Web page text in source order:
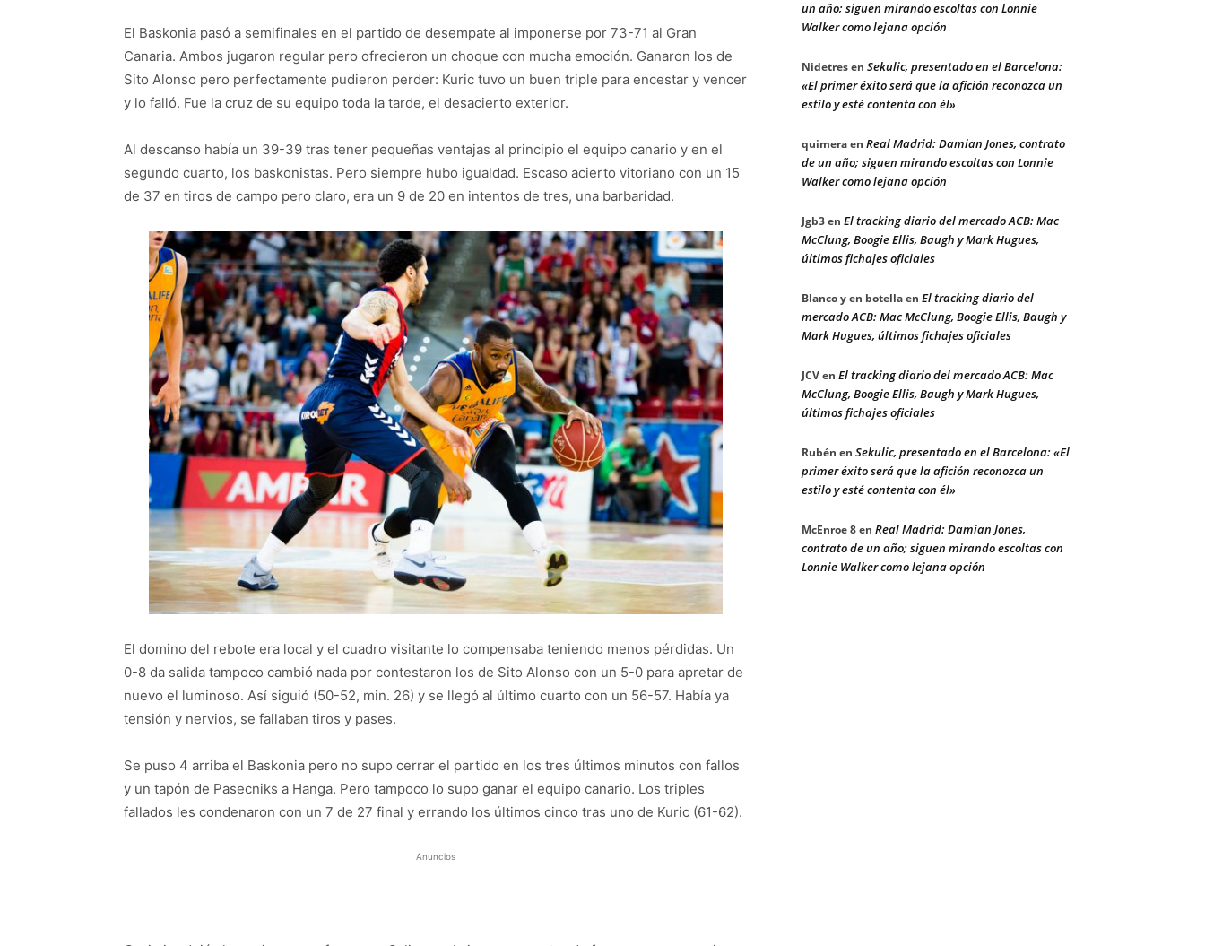
El Baskonia pasó a semifinales en el partido de desempate al imponerse por 73-71 al Gran
Canaria. Ambos jugaron regular pero ofrecieron un choque con mucha emoción. Ganaron los de
Sito Alonso pero perfectamente pudieron perder: Kuric tuvo un buen triple para encestar y vencer
y lo falló. Fue la cruz de su equipo toda la tarde, el desacierto exterior.
Al descanso había un 39-39 tras tener pequeñas ventajas al principio el equipo canario y en el
segundo cuarto, los baskonistas. Pero siempre hubo igualdad. Escaso acierto vitoriano con un 15
de 37 en tiros de campo pero claro, era un 9 de 20 en intentos de tres, una barbaridad.
El domino del rebote era local y el cuadro visitante lo compensaba teniendo menos pérdidas. Un
0-8 da salida tampoco cambió nada por contestaron los de Sito Alonso con un 5-0 para apretar de
nuevo el luminoso. Así siguió (50-52, min. 26) y se llegó al último cuarto con un 56-57. Había ya
tensión y nervios, se fallaban tiros y pases.
Se puso 4 arriba el Baskonia pero no supo cerrar el partido en los tres últimos minutos con fallos
y un tapón de Pasecniks a Hanga. Pero tampoco lo supo ganar el equipo canario. Los triples
fallados les condenaron con un 7 de 27 final y errando los últimos cinco tras uno de Kuric (61-62).
Anuncios
un año; siguen mirando escoltas con Lonnie
Walker como lejana opción
Nidetresen Sekulic, presentado en el Barcelona:
«El primer éxito será que la afición reconozca un
estilo y esté contenta con él»
quimeraen Real Madrid: Damian Jones, contrato
de un año; siguen mirando escoltas con Lonnie
Walker como lejana opción
Jgb3en El tracking diario del mercado ACB: Mac
McClung, Boogie Ellis, Baugh y Mark Hugues,
últimos fichajes oficiales
Blanco y en botellaen El tracking diario del
mercado ACB: Mac McClung, Boogie Ellis, Baugh y
Mark Hugues, últimos fichajes oficiales
JCVen El tracking diario del mercado ACB: Mac
McClung, Boogie Ellis, Baugh y Mark Hugues,
últimos fichajes oficiales
Rubén en Sekulic, presentado en el Barcelona: «El
primer éxito será que la afición reconozca un
estilo y esté contenta con él»
McEnroe 8en Real Madrid: Damian Jones,
contrato de un año; siguen mirando escoltas con
Lonnie Walker como lejana opción